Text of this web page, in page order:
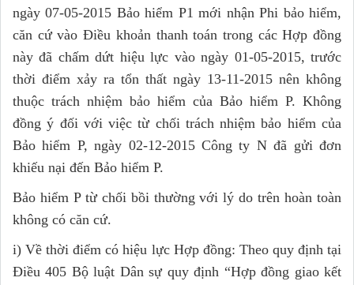
ngày 07-05-2015 Bảo hiểm P1 mới nhận Phi bảo hiểm,
căn cứ vào Điều khoản thanh toán trong các Hợp đồng
này đã chấm dứt hiệu lực vào ngày 01-05-2015, trước
thời điểm xảy ra tổn thất ngày 13-11-2015 nên không
thuộc trách nhiệm bảo hiểm của Bảo hiểm P. Không
đồng ý đối với việc từ chối trách nhiệm bảo hiểm của
Bảo hiểm P, ngày 02-12-2015 Công ty N đã gửi đơn
khiếu nại đến Bảo hiểm P.
Bảo hiểm P từ chối bồi thường với lý do trên hoàn toàn
không có căn cứ.
i) Về thời điểm có hiệu lực Hợp đồng: Theo quy định tại
Điều 405 Bộ luật Dân sự quy định “Hợp đồng giao kết